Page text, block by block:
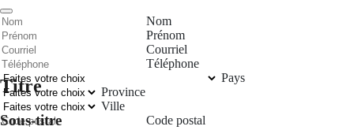
Titre
Sous-titre
Nom
Prénom
Courriel
Téléphone
Pays
Province
Ville
Code postal